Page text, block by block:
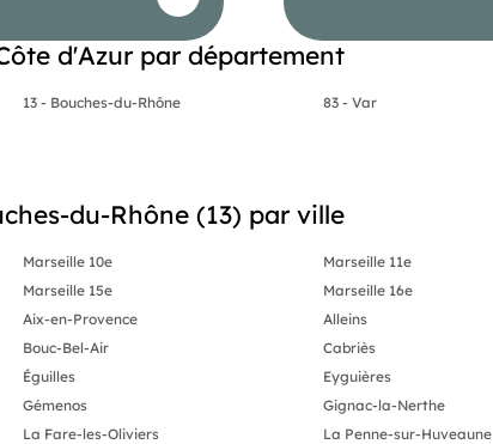
d'Azur par département
13 - Bouches-du-Rhône
83 - Var
du-Rhône (13) par ville
Marseille 10e
Marseille 11e
Marseille 15e
Marseille 16e
Aix-en-Provence
Alleins
Bouc-Bel-Air
Cabriès
Éguilles
Eyguières
Gémenos
Gignac-la-Nerthe
La Fare-les-Oliviers
La Penne-sur-Huveaune